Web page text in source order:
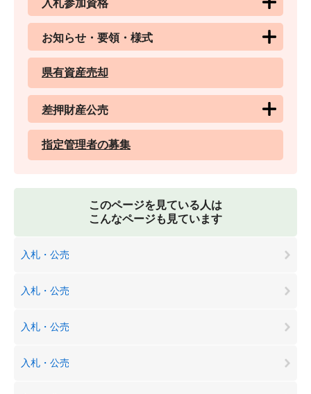
入札参加資格
お知らせ・要領・様式
県有資産売却
差押財産公売
指定管理者の募集
このページを見ている人は
こんなページも見ています
入札・公売
入札・公売
入札・公売
入札・公売